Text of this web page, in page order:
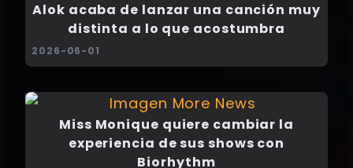
Alok acaba de lanzar una canción muy
distinta a lo que acostumbra
2026-06-01
Miss Monique quiere cambiar la
experiencia de sus shows con
Biorhythm